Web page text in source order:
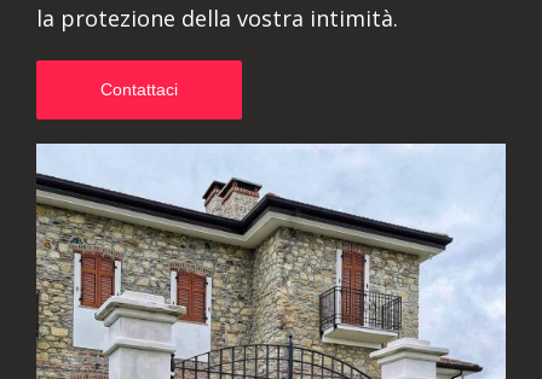
la protezione della vostra intimità.
Contattaci